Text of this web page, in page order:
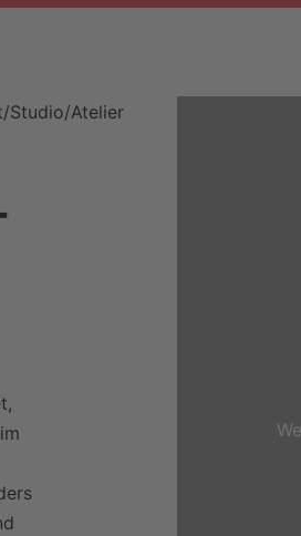
Studio/Atelier